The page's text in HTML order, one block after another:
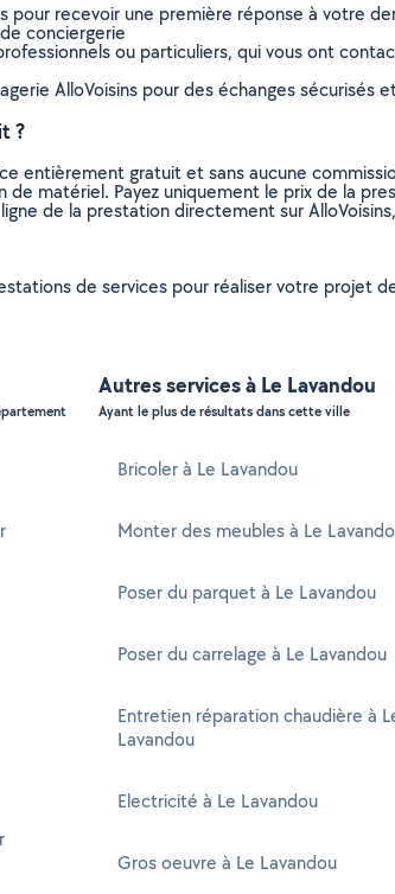
pour recevoir une première réponse à votre
conciergerie
ou particuliers, qui vous ont
AlloVoisins pour des échanges sécurisés
?
entièrement gratuit et sans aucune
matériel. Payez uniquement le prix de la
de la prestation directement sur
de services pour réaliser votre projet
Autres services à Le Lavandou
Ayant le plus de résultats dans cette ville
Bricoler à Le Lavandou
Monter des meubles à Le
Poser du parquet à Le Lavandou
Poser du carrelage à Le Lavandou
Entretien réparation chaudière à
Lavandou
Electricité à Le Lavandou
Gros oeuvre à Le Lavandou